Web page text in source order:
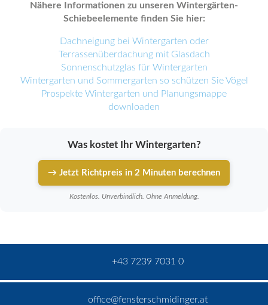
Nähere Informationen zu unseren Wintergärten-
Schiebeelemente finden Sie hier:
Dachneigung bei Wintergarten oder
Terrassenüberdachung mit Glasdach
Sonnenschutzglas für Wintergarten
Wintergarten und Sommergarten so schützen Sie Vögel
Prospekte Wintergarten und Planungsmappe
downloaden
Was kostet Ihr Wintergarten?
→ Jetzt Richtpreis in 2 Minuten berechnen
Kostenlos. Unverbindlich. Ohne Anmeldung.
+43 7239 7031 0
office@fensterschmidinger.at